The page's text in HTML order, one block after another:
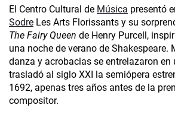
El Centro Cultural de Música presentó
Sodre Les Arts Florissants y su
The Fairy Queen de Henry Purcell,
una noche de verano de Shakespeare.
danza y acrobacias se entrelazaron en
trasladó al siglo XXI la semiópera
1692, apenas tres años antes de la
compositor.